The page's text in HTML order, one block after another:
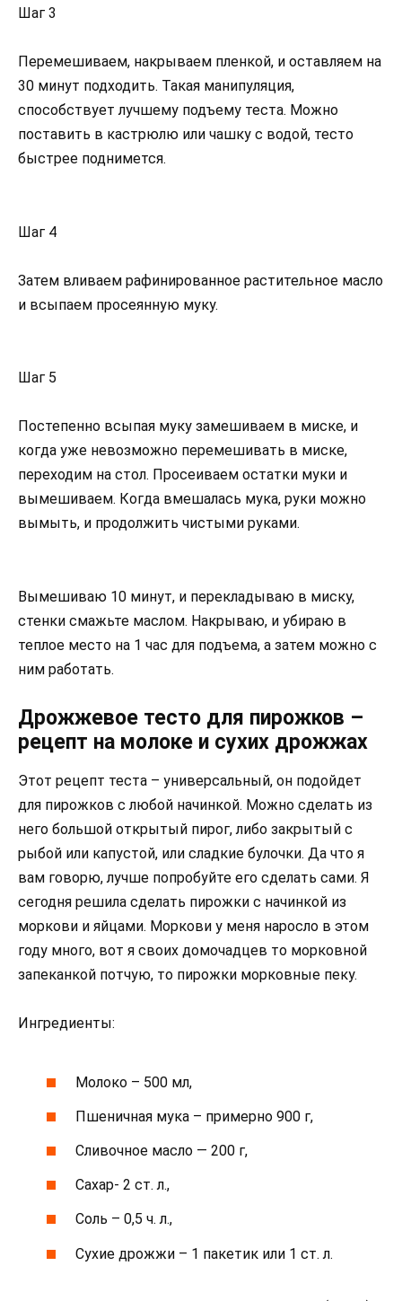
Шаг 3
Перемешиваем, накрываем пленкой, и оставляем на
30 минут подходить. Такая манипуляция,
способствует лучшему подъему теста. Можно
поставить в кастрюлю или чашку с водой, тесто
быстрее поднимется.
Шаг 4
Затем вливаем рафинированное растительное масло
и всыпаем просеянную муку.
Шаг 5
Постепенно всыпая муку замешиваем в миске, и
когда уже невозможно перемешивать в миске,
переходим на стол. Просеиваем остатки муки и
вымешиваем. Когда вмешалась мука, руки можно
вымыть, и продолжить чистыми руками.
Вымешиваю 10 минут, и перекладываю в миску,
стенки смажьте маслом. Накрываю, и убираю в
теплое место на 1 час для подъема, а затем можно с
ним работать.
Дрожжевое тесто для пирожков –
рецепт на молоке и сухих дрожжах
Этот рецепт теста – универсальный, он подойдет
для пирожков с любой начинкой. Можно сделать из
него большой открытый пирог, либо закрытый с
рыбой или капустой, или сладкие булочки. Да что я
вам говорю, лучше попробуйте его сделать сами. Я
сегодня решила сделать пирожки с начинкой из
моркови и яйцами. Моркови у меня наросло в этом
году много, вот я своих домочадцев то морковной
запеканкой потчую, то пирожки морковные пеку.
Ингредиенты:
Молоко – 500 мл,
Пшеничная мука – примерно 900 г,
Сливочное масло — 200 г,
Сахар- 2 ст. л.,
Соль – 0,5 ч. л.,
Сухие дрожжи – 1 пакетик или 1 ст. л.